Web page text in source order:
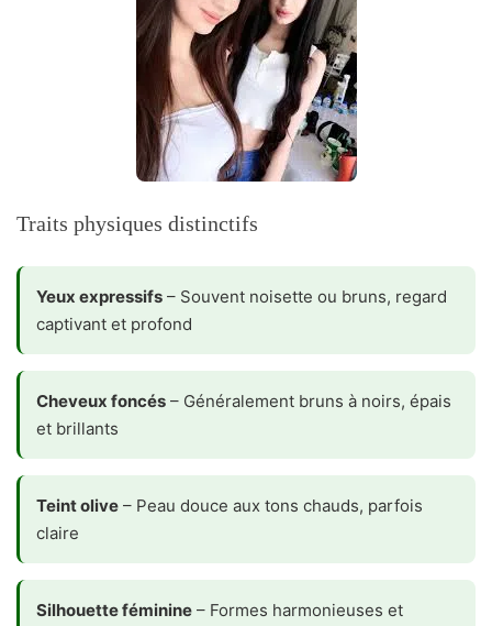
Traits physiques distinctifs
Yeux expressifs – Souvent noisette ou bruns, regard
captivant et profond
Cheveux foncés – Généralement bruns à noirs, épais
et brillants
Teint olive – Peau douce aux tons chauds, parfois
claire
Silhouette féminine – Formes harmonieuses et